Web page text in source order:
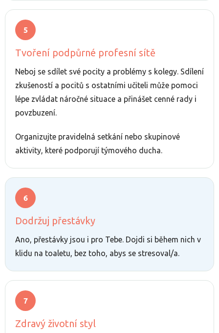
Tvoření podpůrné profesní sítě
Neboj se sdílet své pocity a problémy s kolegy. Sdílení
zkušeností a pocitů s ostatními učiteli může pomoci
lépe zvládat náročné situace a přinášet cenné rady i
povzbuzení.
Organizujte pravidelná setkání nebo skupinové
aktivity, které podporují týmového ducha.
Dodržuj přestávky
Ano, přestávky jsou i pro Tebe. Dojdi si během nich v
klidu na toaletu, bez toho, abys se stresoval/a.
Zdravý životní styl